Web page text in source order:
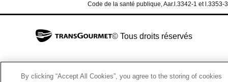
Code de la santé publique, Aar.l.3342-1 et l.3353-3
© Tous droits réservés
By clicking “Accept All Cookies”, you agree to the storing of cookies